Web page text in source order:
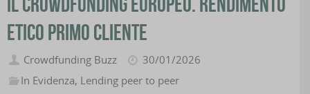
Etico primo cliente
Crowdfunding Buzz
30/01/2026
In Evidenza, Lending peer to peer